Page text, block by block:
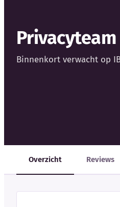
Privacyteam
Binnenkort verwacht op
Overzicht Reviews